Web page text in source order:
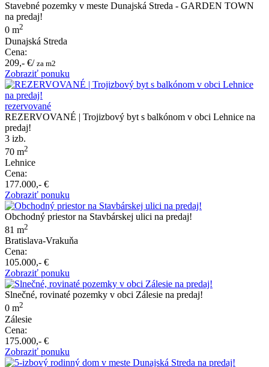
Stavebné pozemky v meste Dunajská Streda - GARDEN TOWN
na predaj!
0 m2
Dunajská Streda
Cena:
209,- €/ za m2
Zobraziť ponuku
rezervované
REZERVOVANÉ | Trojizbový byt s balkónom v obci Lehnice na
predaj!
3 izb.
70 m2
Lehnice
Cena:
177.000,- €
Zobraziť ponuku
Obchodný priestor na Stavbárskej ulici na predaj!
81 m2
Bratislava-Vrakuňa
Cena:
105.000,- €
Zobraziť ponuku
Slnečné, rovinaté pozemky v obci Zálesie na predaj!
0 m2
Zálesie
Cena:
175.000,- €
Zobraziť ponuku